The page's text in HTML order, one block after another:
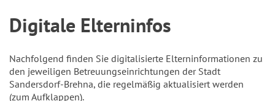
Digitale Elterninfos
Nachfolgend finden Sie digitalisierte Elterninformationen zu
den jeweiligen Betreuungseinrichtungen der Stadt
Sandersdorf-Brehna, die regelmäßig aktualisiert werden
(zum Aufklappen).